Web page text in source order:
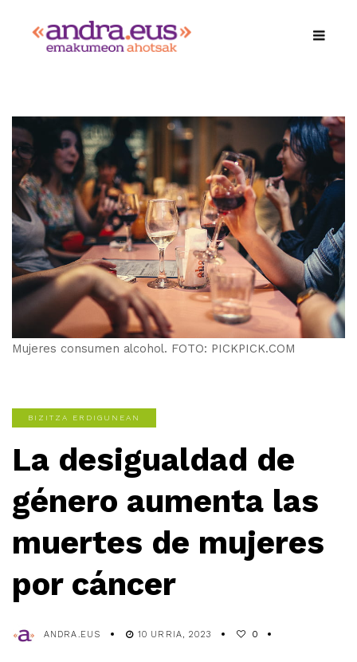
Mujeres consumen alcohol. FOTO: PICKPICK.COM
BIZITZA ERDIGUNEAN
La desigualdad de
género aumenta las
muertes de mujeres
por cáncer
ANDRA.EUS 10 URRIA, 2023 0